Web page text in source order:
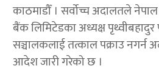
काठमाडौँ । सर्वोच्च अदालतले
बैंक लिमिटेडका अध्यक्ष पृथ्वीबहादुर
सञ्चालकलाई तत्काल पक्राउ नगर्न
आदेश जारी गरेको छ ।